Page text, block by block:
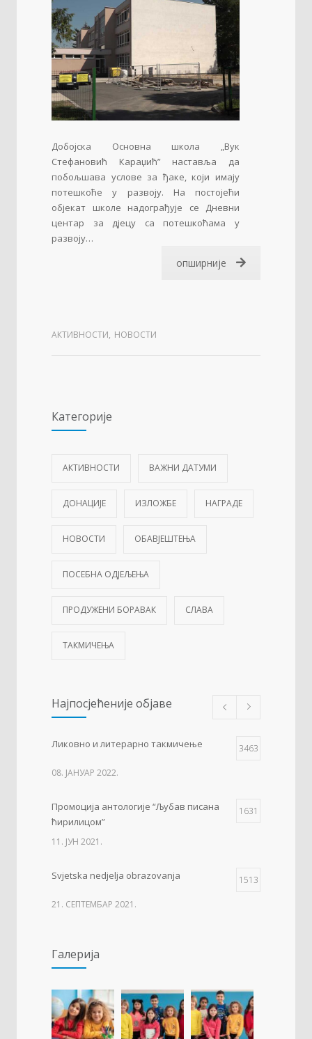
Добојска Основна школа „Вук
Стефановић Караџић” наставља да
побољшава услове за ђаке, који имају
потешкоће у развоју. На постојећи
објекат школе надограђује се Дневни
центар за дјецу са потешкоћама у
развоју…
опширније
АКТИВНОСТИ, НОВОСТИ
Категорије
АКТИВНОСТИ ВАЖНИ ДАТУМИ
ДОНАЦИЈЕ ИЗЛОЖБЕ НАГРАДЕ
НОВОСТИ ОБАВЈЕШТЕЊА
ПОСЕБНА ОДЈЕЉЕЊА
ПРОДУЖЕНИ БОРАВАК СЛАВА
ТАКМИЧЕЊА
Најпосјећеније објаве
Ликовно и литерарно такмичење 3463
08. ЈАНУАР 2022.
Промоција антологије “Љубав писана
ћирилицом”
1631
11. ЈУН 2021.
Svjetska nedjelja obrazovanja 1513
21. СЕПТЕМБАР 2021.
09. ОКТОБАР 2021.
Прва награда на понос Града Добоја 1429
22. МАРТ 2021.
Галерија